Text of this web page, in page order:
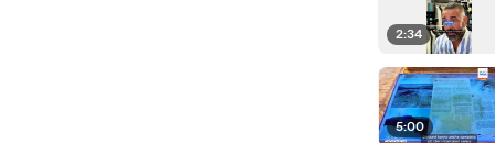
2:34
5:00